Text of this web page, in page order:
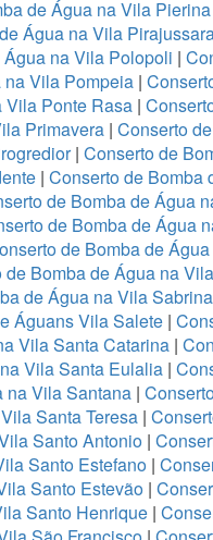
de Água na Vila Pierina
Água na Vila
Água na Vila Polopoli |
na Vila Pompeia |
Vila Ponte Rasa |
Primavera| Conserto
| Conserto de
| Conserto de Bomba
de Bomba de Água
de Bomba de Água
de Bomba de
de Bomba de Água na
de Água na Vila Sabrina
Águans Vila Salete |
Vila Santa Catarina|
Vila Santa Eulalia |
na Vila Santana |
Santa Teresa |
Santo Antonio|
Santo Estefano|
Santo Estevão |
Santo Henrique |